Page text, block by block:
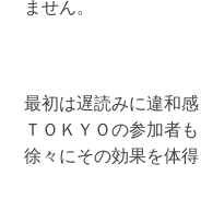
ません。
最初は遅読みに違
ＴＯＫＹＯの参加者も
徐々にその効果を体得